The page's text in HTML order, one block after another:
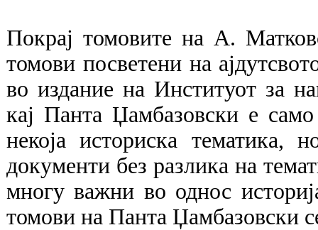
Покрај томовите на А.
томови посветени на
во издание на Институот за
кај Панта Џамбазовски е
некоја историска тематика,
документи без разлика на
многу важни во однос
томови на Панта Џамбазовски